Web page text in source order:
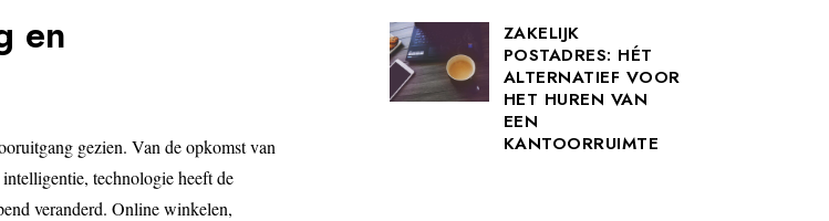
en
gezien. Van de opkomst van
technologie heeft de
veranderd. Online winkelen,
ZAKELIJK
POSTADRES: HÉT
ALTERNATIEF VOOR
HET HUREN VAN
EEN
KANTOORRUIMTE